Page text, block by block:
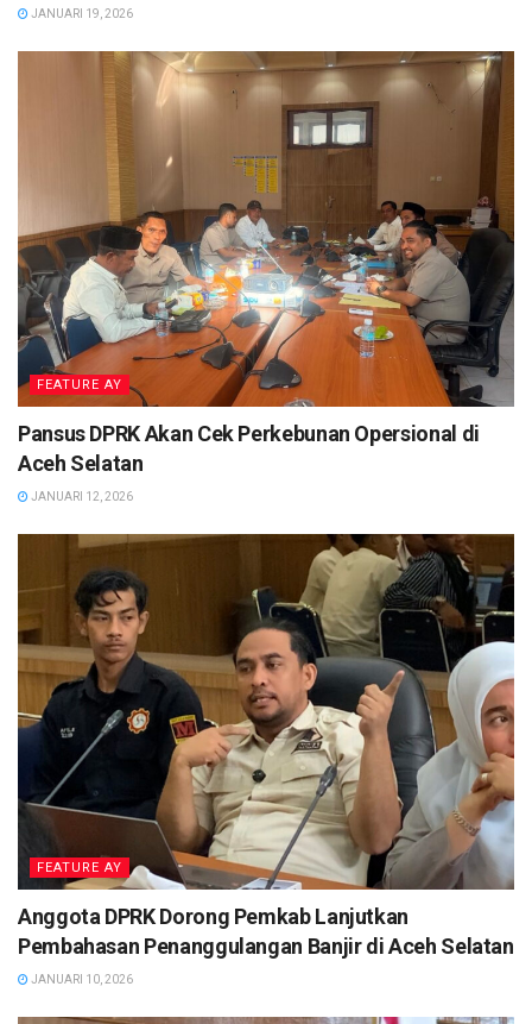
JANUARI 19, 2026
FEATURE AY
Pansus DPRK Akan Cek Perkebunan Opersional di
Aceh Selatan
JANUARI 12, 2026
FEATURE AY
Anggota DPRK Dorong Pemkab Lanjutkan
Pembahasan Penanggulangan Banjir di Aceh Selatan
JANUARI 10, 2026